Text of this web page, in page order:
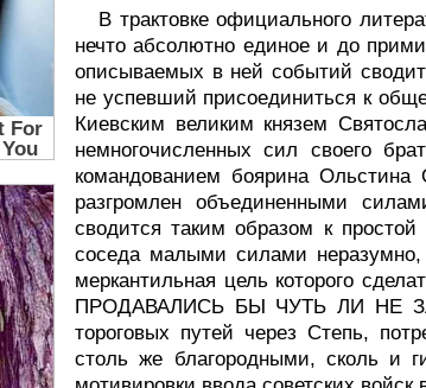
В трактовке официального
нечто абсолютно единое и до
описываемых в ней событий
не успевший присоединиться к
Киевским великим князем
немногочисленных сил своего
командованием боярина
разгромлен объединенными
сводится таким образом к
соседа малыми силами
меркантильная цель которого
ПРОДАВАЛИСЬ БЫ ЧУТЬ ЛИ НЕ
тороговых путей через Степь,
столь же благородными, сколь и